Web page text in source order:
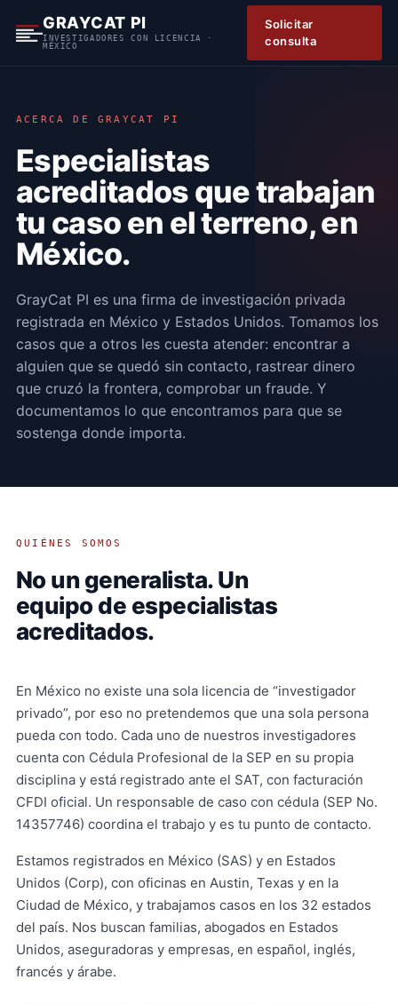
GRAYCAT PI
INVESTIGADORES CON LICENCIA ·
MÉXICO
Solicitar
consulta
ACERCA DE GRAYCAT PI
Especialistas
acreditados que trabajan
tu caso en el terreno, en
México.
GrayCat PI es una firma de investigación privada
registrada en México y Estados Unidos. Tomamos los
casos que a otros les cuesta atender: encontrar a
alguien que se quedó sin contacto, rastrear dinero
que cruzó la frontera, comprobar un fraude. Y
documentamos lo que encontramos para que se
sostenga donde importa.
QUIÉNES SOMOS
No un generalista. Un
equipo de especialistas
acreditados.
En México no existe una sola licencia de “investigador
privado”, por eso no pretendemos que una sola persona
pueda con todo. Cada uno de nuestros investigadores
cuenta con Cédula Profesional de la SEP en su propia
disciplina y está registrado ante el SAT, con facturación
CFDI oficial. Un responsable de caso con cédula (SEP No.
14357746) coordina el trabajo y es tu punto de contacto.
Estamos registrados en México (SAS) y en Estados
Unidos (Corp), con oficinas en Austin, Texas y en la
Ciudad de México, y trabajamos casos en los 32 estados
del país. Nos buscan familias, abogados en Estados
Unidos, aseguradoras y empresas, en español, inglés,
francés y árabe.